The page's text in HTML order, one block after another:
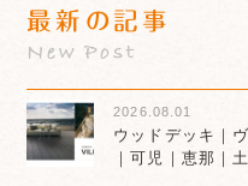
最新の記事
New Post
2026.08.01
ウッドデッキ｜
｜可児｜恵那｜